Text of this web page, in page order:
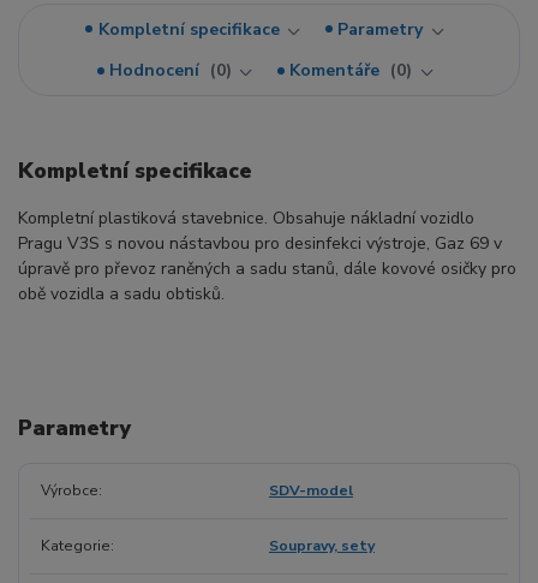
Kompletní specifikace
Parametry
Hodnocení
0 Komentáře 0
Kompletní specifikace
Kompletní plastiková stavebnice. Obsahuje nákladní vozidlo
Pragu V3S s novou nástavbou pro desinfekci výstroje, Gaz 69 v
úpravě pro převoz raněných a sadu stanů, dále kovové osičky pro
obě vozidla a sadu obtisků.
Parametry
Výrobce SDV-model
Kategorie Soupravy, sety